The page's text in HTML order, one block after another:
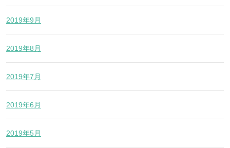
2019年9月
2019年8月
2019年7月
2019年6月
2019年5月